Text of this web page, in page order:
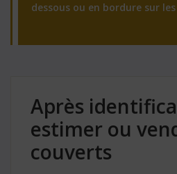
dessous ou en bordure sur
Après
estimer ou
couverts